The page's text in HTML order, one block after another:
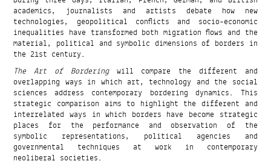
academics, journalists and artists debate how new
technologies, geopolitical conflicts and socio-economic
inequalities have transformed both migration flows and the
material, political and symbolic dimensions of borders in
the 21st century.
The Art of Borderingwill compare the different and
overlapping ways in which art, technology and the social
sciences address contemporary bordering dynamics. This
strategic comparison aims to highlight the different and
interrelated ways in which borders have become strategic
places for the performance and observation of the
symbolic representations, political agencies and
governmental techniques at work in contemporary
neoliberal societies.